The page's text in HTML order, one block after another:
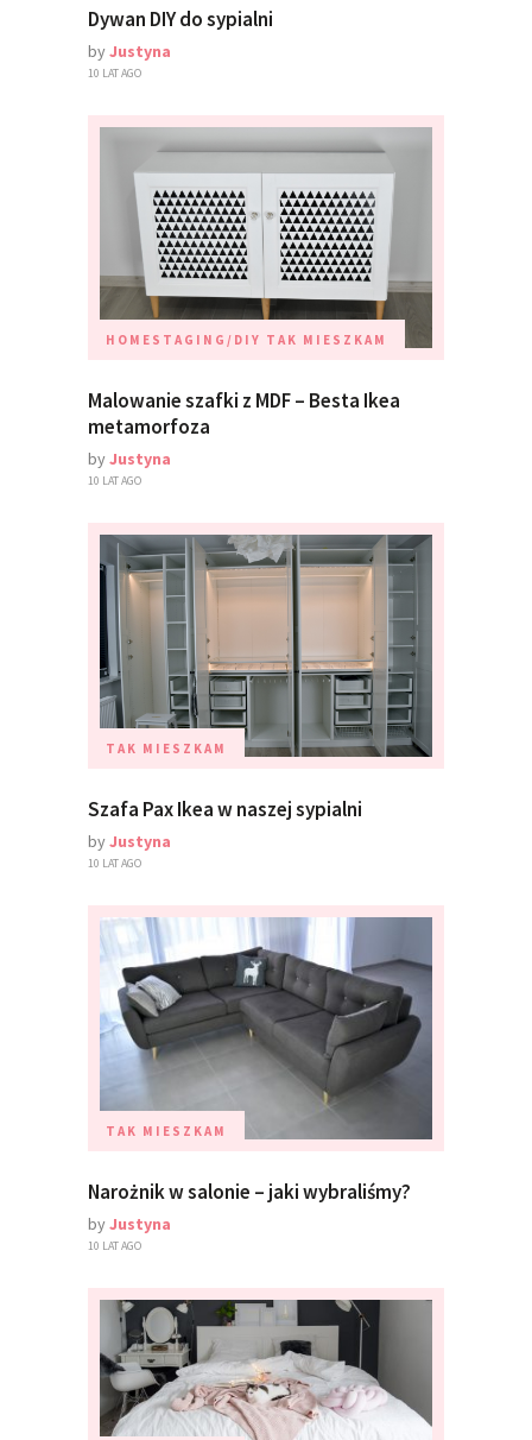
Dywan DIY do sypialni
byJustyna
10 LAT AGO
HOMESTAGING/DIY TAK MIESZKAM
Malowanie szafki z MDF – Besta Ikea
metamorfoza
byJustyna
10 LAT AGO
TAK MIESZKAM
Szafa Pax Ikea w naszej sypialni
byJustyna
10 LAT AGO
TAK MIESZKAM
Narożnik w salonie – jaki wybraliśmy?
byJustyna
10 LAT AGO